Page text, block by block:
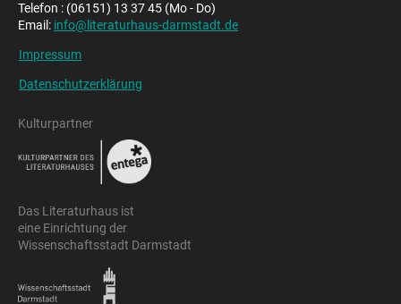
Telefon : (06151) 13 37 45 (Mo - Do)
Email: info@literaturhaus-darmstadt.de
Impressum
Datenschutzerklärung
Kulturpartner
Das Literaturhaus ist
eine Einrichtung der
Wissenschaftsstadt Darmstadt